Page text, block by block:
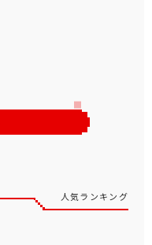
人気ランキング